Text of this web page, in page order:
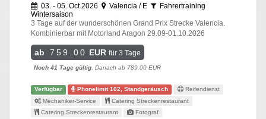
03. - 05. Oct 2026 Valencia / E
Fahrertraining
Wintersaison
3 Tage auf der wunderschönen Grand Prix Strecke Valencia.
Kombinierbar mit Motorland Aragon 29.09-01.10.2026
ab 759.00 EUR für 3 Tage
Noch 41 Tage gültig, Danach ab 789.00 EUR
Verfügbar Phonelimit 102, Standgeräusch
Reifendienst
Mechaniker-Service
Catering Streckenrestaurant
Catering Streckenrestaurant
Fotograf